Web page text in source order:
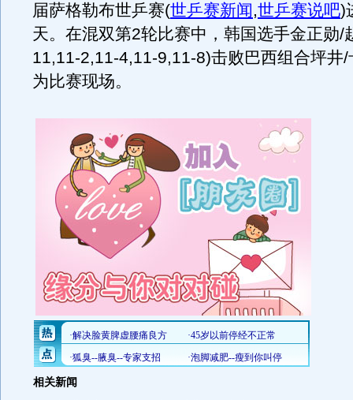
届萨格勒布世乒赛(世乒赛新闻,世乒赛说吧)
天。在混双第2轮比赛中，韩国选手金正勋/
11,11-2,11-4,11-9,11-8)击败巴西组合坪井/
为比赛现场。
相关新闻